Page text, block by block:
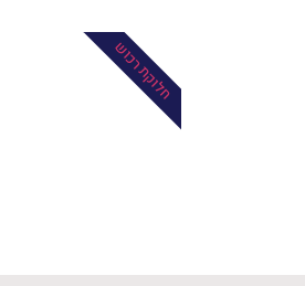
חלוקת רכוש